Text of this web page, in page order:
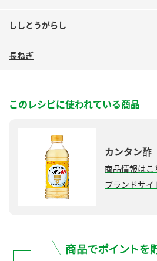
業務用サイト
ししとうがらし
長ねぎ
このレシピに使われている商品
カンタン酢
商品情報はこ
ブランドサイ